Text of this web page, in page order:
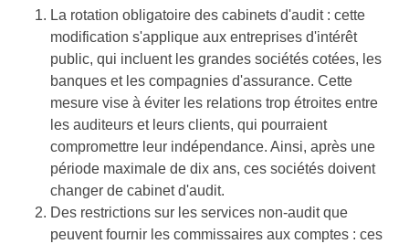
La rotation obligatoire des cabinets d'audit : cette
modification s'applique aux entreprises d'intérêt
public, qui incluent les grandes sociétés cotées, les
banques et les compagnies d'assurance. Cette
mesure vise à éviter les relations trop étroites entre
les auditeurs et leurs clients, qui pourraient
compromettre leur indépendance. Ainsi, après une
période maximale de dix ans, ces sociétés doivent
changer de cabinet d'audit.
Des restrictions sur les services non-audit que
peuvent fournir les commissaires aux comptes : ces